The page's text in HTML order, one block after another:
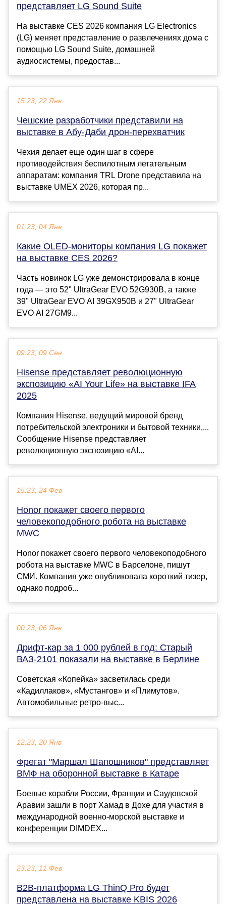
представляет LG Sound Suite
На выставке CES 2026 компания LG Electronics
(LG) меняет представление о развлечениях дома с
помощью LG Sound Suite, домашней
аудиосистемы, предостав...
15:23, 22 Янв
Чешские разработчики представили на
выставке в Абу-Даби дрон-перехватчик
Чехия делает еще один шаг в сфере
противодействия беспилотным летательным
аппаратам: компания TRL Drone представила на
выставке UMEX 2026, которая пр...
01:23, 04 Янв
Какие OLED-мониторы компания LG покажет
на выставке CES 2026?
Часть новинок LG уже демонстрировала в конце
года — это 52" UltraGear EVO 52G930B, а также
39" UltraGear EVO AI 39GX950B и 27" UltraGear
EVO AI 27GM9...
09:23, 09 Сен
Hisense представляет революционную
экспозицию «AI Your Life» на выставке IFA
2025
Компания Hisense, ведущий мировой бренд
потребительской электроники и бытовой техники,...
Сообщение Hisense представляет
революционную экспозицию «AI...
15:23, 24 Фев
Honor покажет своего первого
человекоподобного робота на выставке
MWC
Honor покажет своего первого человекоподобного
робота на выставке MWC в Барселоне, пишут
СМИ. Компания уже опубликовала короткий тизер,
однако подроб...
00:23, 06 Янв
Дрифт-кар за 1 000 рублей в год: Старый
ВАЗ-2101 показали на выставке в Берлине
Советская «Копейка» засветилась среди
«Кадиллаков», «Мустангов» и «Плимутов».
Автомобильные ретро-выс...
12:23, 20 Янв
Фрегат "Маршал Шапошников" представляет
ВМФ на оборонной выставке в Катаре
Боевые корабли России, Франции и Саудовской
Аравии зашли в порт Хамад в Дохе для участия в
международной военно-морской выставке и
конференции DIMDEX...
23:23, 11 Фев
B2B-платформа LG ThinQ Pro будет
представлена на выставке KBIS 2026